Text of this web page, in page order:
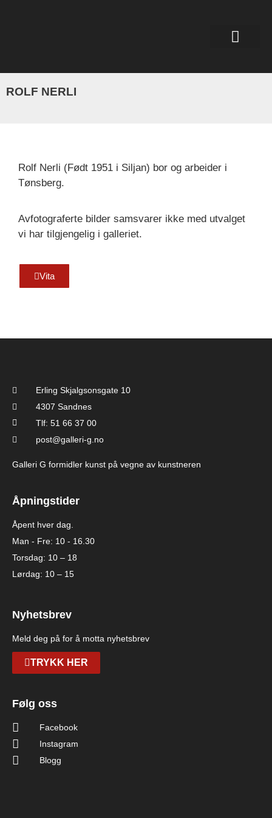
ROLF NERLI
Rolf Nerli (Født 1951 i Siljan) bor og arbeider i
Tønsberg.
Avfotograferte bilder samsvarer ikke med utvalget
vi har tilgjengelig i galleriet.
Vita
Erling Skjalgsonsgate 10
4307 Sandnes
Tlf: 51 66 37 00
post@galleri-g.no
Galleri G formidler kunst på vegne av kunstneren
Åpningstider
Åpent hver dag.
Man - Fre: 10 - 16.30
Torsdag: 10 – 18
Lørdag: 10 – 15
Nyhetsbrev
Meld deg på for å motta nyhetsbrev
TRYKK HER
Følg oss
Facebook
Instagram
Blogg